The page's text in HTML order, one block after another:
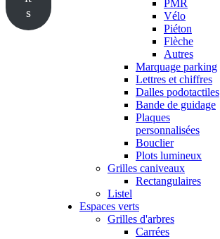
s
PMR
Vélo
Piéton
Flèche
Autres
Marquage parking
Lettres et chiffres
Dalles podotactiles
Bande de guidage
Plaques
personnalisées
Bouclier
Plots lumineux
Grilles caniveaux
Rectangulaires
Listel
Espaces verts
Grilles d'arbres
Carrées